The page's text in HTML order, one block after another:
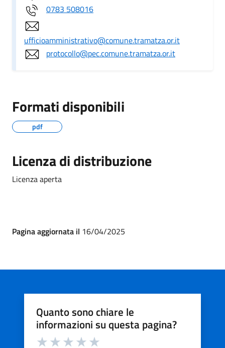
0783 508016
ufficioamministrativo@comune.tramatza.or.it
protocollo@pec.comune.tramatza.or.it
Formati disponibili
pdf
Licenza di distribuzione
Licenza aperta
Pagina aggiornata il 16/04/2025
Quanto sono chiare le
informazioni su questa pagina?
Valuta da 1 a 5 stelle la pagina